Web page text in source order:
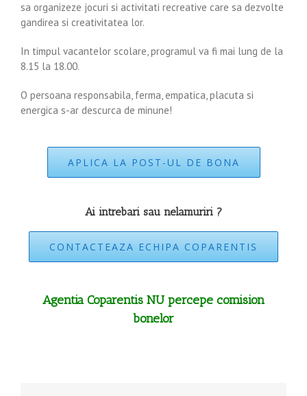
sa organizeze jocuri si activitati recreative care sa dezvolte
gandirea si creativitatea lor.
In timpul vacantelor scolare, programul va fi mai lung de la
8.15 la 18.00.
O persoana responsabila, ferma, empatica, placuta si
energica s-ar descurca de minune!
APLICA LA POST-UL DE BONA
Ai intrebari sau nelamuriri ?
CONTACTEAZA ECHIPA COPARENTIS
Agentia Coparentis NU percepe comision
bonelor